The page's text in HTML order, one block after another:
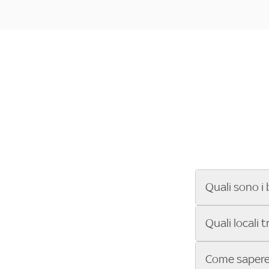
Quali sono i
Se cerchi un
ENILIVE, la
Sky Bar ti
Quali locali
Vuoi sapere
Come